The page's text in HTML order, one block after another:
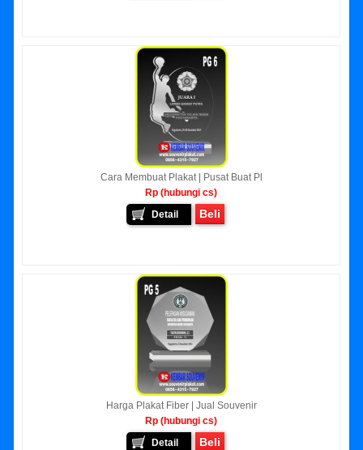
Cara Membuat Plakat | Pusat Buat Pl
Rp (hubungi cs)
Detail
Beli
Harga Plakat Fiber | Jual Souvenir
Rp (hubungi cs)
Detail
Beli